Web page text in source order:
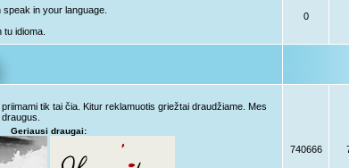
in your language.
idioma.
0
tik tai čia. Kitur reklamuotis griežtai draudžiame. Mes
Geriausi draugai:
740666